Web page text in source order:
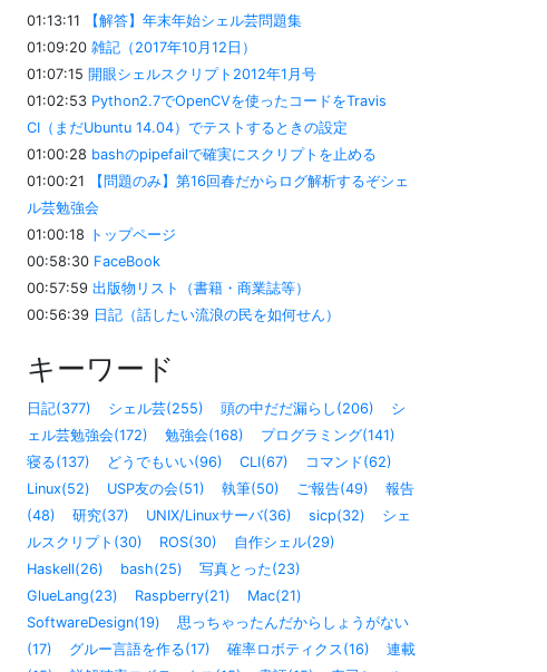
01:13:11
【解答】年末年始シェル芸問題集
01:09:20 雑記（2017年10月12日）
01:07:15 開眼シェルスクリプト2012年1月号
01:02:53 Python2.7でOpenCVを使ったコードをTravis
CI（まだUbuntu 14.04）でテストするときの設定
01:00:28 bashのpipefailで確実にスクリプトを止める
01:00:21
【問題のみ】第16回春だからログ解析するぞシェ
ル芸勉強会
01:00:18 トップページ
00:58:30 FaceBook
00:57:59 出版物リスト（書籍・商業誌等）
00:56:39 日記（話したい流浪の民を如何せん）
キーワード
日記(377) シェル芸(255) 頭の中だだ漏らし(206)
シ
ェル芸勉強会(172)
勉強会(168)
プログラミング(141)
寝る(137)
どうでもいい(96) CLI(67)
コマンド(62)
Linux(52)
USP友の会(51) 執筆(50) ご報告(49)
報告
(48)
研究(37) UNIX/Linuxサーバ(36) sicp(32)
シェ
ルスクリプト(30)
ROS(30)
自作シェル(29)
Haskell(26)
bash(25)
写真とった(23)
GlueLang(23)
Raspberry(21)
Mac(21)
SoftwareDesign(19)
思っちゃったんだからしょうがない
(17)
グルー言語を作る(17) 確率ロボティクス(16)
連載